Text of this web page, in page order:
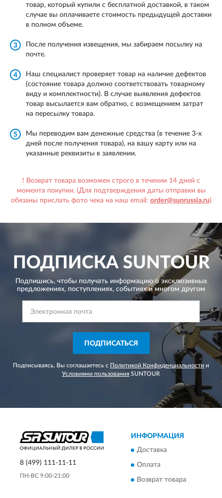
товар, который купили с бесплатной доставкой, в таком
случае вы оплачиваете стоимость предыдущей доставки
в полном объеме.
3
После получения извещения, мы забираем посылку на
почте.
4
Наш специалист проверяет товар на наличие дефектов
(состояние товара должно соответствовать товарному
виду и комплектности). В случае выявления дефектов
товар высылается вам обратно, с возмещением затрат
на пересылку товара.
5
Мы переводим вам денежные средства (в течение 3-х
дней после получения товара), на вашу карту или на
указанные реквизиты в заявлении.
! Возврат товара возможен строго в течении 14 дней с
момента покупки. (Для подтверждения даты отправки вы
обязаны прислать фото чека на наш email: order@sunrussia.ru)
ПОДПИСКАSUNTOUR
Подпишись, чтобы получать информацию о эксклюзивных
предложениях, поступлениях, событиях и многом другом
ПОДПИСАТЬСЯ
Подписываясь, Вы соглашаетесь с Политикой Конфиденциальности и
Условиями пользования SUNTOUR
8 (499) 111-11-11
ПН-ВС 9:00-21:00
ИНФОРМАЦИЯ
Доставка
Оплата
Возврат товара